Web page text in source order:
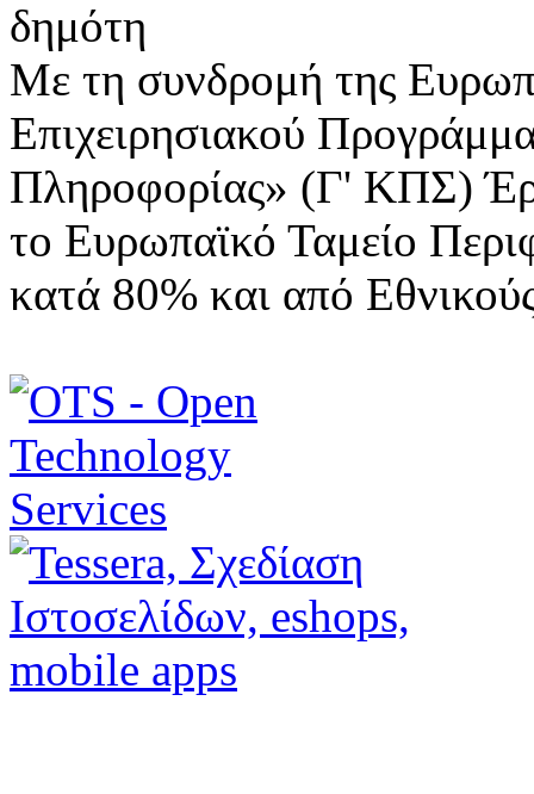
Με τη συνδρομή της
Επιχειρησιακού
Πληροφορίας» (Γ' ΚΠΣ)
το Ευρωπαϊκό Ταμείο
κατά 80% και από